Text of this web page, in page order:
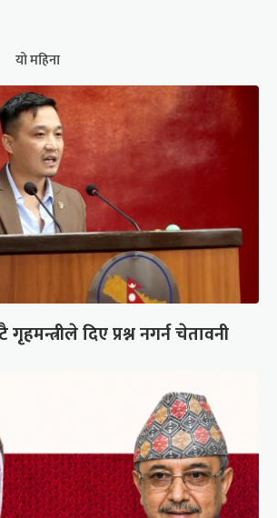
यो महिना
गृहमन्त्रीले दिए प्रश्न नगर्न चेतावनी